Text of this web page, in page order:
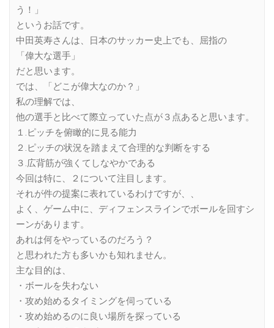
う！」
というお話です。
中田英寿さんは、日本のサッカー史上でも、屈指の
「偉大な選手」
だと思います。
では、「どこが偉大なのか？」
私の理解では、
他の選手と比べて際立っていた点が３点あると思います。
１.ピッチを俯瞰的に見る能力
２.ピッチの状況を踏まえて合理的な判断をする
３.広背筋が強くてしなやかである
今回は特に、２について注目します。
それが件の提案に表れているわけですが、、
よく、ゲーム中に、ディフェンスラインでボールを回すシ
ーンがあります。
あれは何をやっているのだろう？
と思われた方も多いかも知れません。
主な目的は、
・ボールを失わない
・攻め始めるタイミングを伺っている
・攻め始めるのに良い場所を探っている